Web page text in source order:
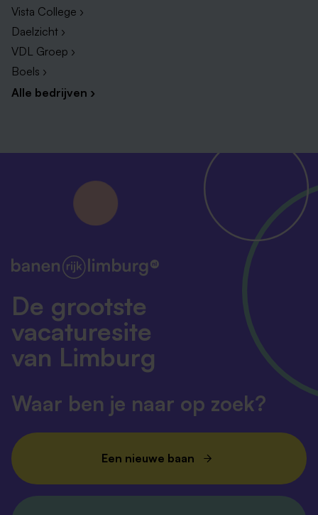
Vista College ›
Daelzicht ›
VDL Groep ›
Boels ›
Alle bedrijven ›
De grootste
vacaturesite
van Limburg
Waar ben je naar op zoek?
Een nieuwe baan